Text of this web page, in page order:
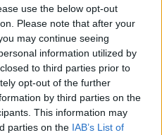
use the below opt-out
Please note that after your
may continue seeing
information utilized by
to third parties prior to
opt-out of the further
by third parties on the
This information may
parties on the IAB’s List of